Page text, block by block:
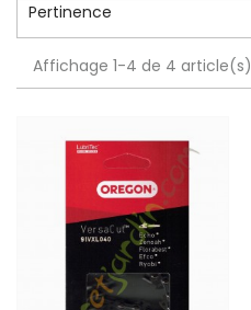
Pertinence
Affichage 1-4 de 4 article(s)